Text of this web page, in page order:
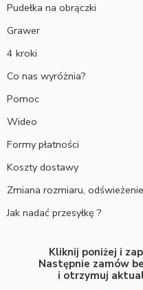
Pudełka na obrączki
Grawer
4 kroki
Co nas wyróżnia?
Pomoc
Wideo
Formy płatności
Koszty dostawy
Zmiana rozmiaru,
Jak nadać przesyłkę ?
Kliknij poniżej i
Następnie zamów
i otrzymuj